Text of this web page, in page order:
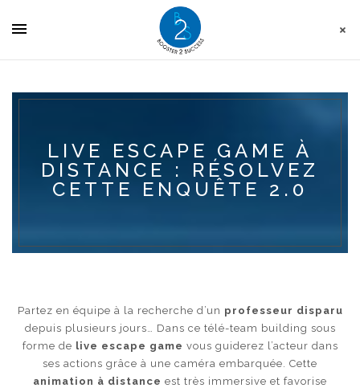
LIVE ESCAPE GAME À
DISTANCE : RÉSOLVEZ
CETTE ENQUÊTE 2.0
Partez en équipe à la recherche d’un professeur disparu
depuis plusieurs jours… Dans ce télé-team building sous
forme de live escape game vous guiderez l’acteur dans
ses actions grâce à une caméra embarquée. Cette
animation à distance est très immersive et favorise
Panneau de gestion des cookies